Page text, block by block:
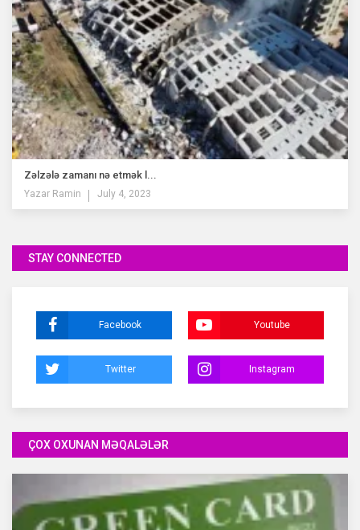
Zəlzələ zamanı nə etmək l...
Yazar Ramin July 4, 2023
STAY CONNECTED
Facebook Youtube
Twitter Instagram
ÇOX OXUNAN MƏQALƏLƏR